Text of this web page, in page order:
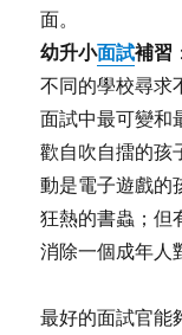
面。
幼升小面試補習
不同的學校尋求
面試中最可變和
歡自吹自擂的孩
動是電子遊戲的
狂熱的書蟲；但
消除一個成年人
最好的面試官能